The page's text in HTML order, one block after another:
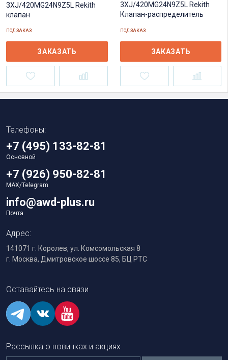
3XJ/420MG24N9Z5L Rekith
клапан
ПОД ЗАКАЗ
ЗАКАЗАТЬ
3XJ/420MG24N9Z5L Rekith
Клапан-распределитель
ПОД ЗАКАЗ
ЗАКАЗАТЬ
Телефоны:
+7 (495) 133-82-81
Основной
+7 (926) 950-82-81
MAX/Telegram
info@awd-plus.ru
Почта
Адрес:
141071 г. Королев, ул. Комсомольская 8
г. Москва, Дмитровское шоссе 85, БЦ РТС
Оставайтесь на связи
Рассылка о новинках и акциях